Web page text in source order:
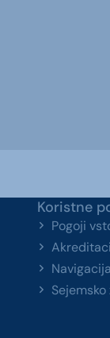
Koristne
Pogoji